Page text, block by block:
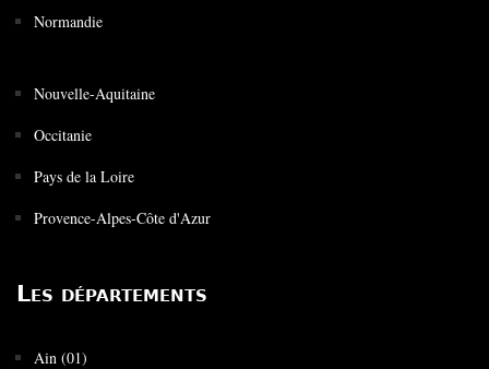
Normandie
Nouvelle-Aquitaine
Occitanie
Pays de la Loire
Provence-Alpes-Côte d'Azur
Les départements
Ain (01)